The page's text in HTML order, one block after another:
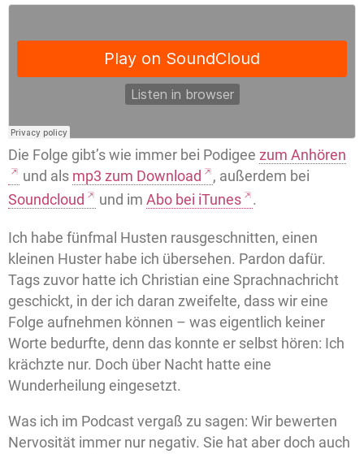
Die Folge gibt’s wie immer bei Podigee zum Anhören
und als mp3 zum Download
, außerdem bei
Soundcloud
und im Abo bei iTunes .
Ich habe fünfmal Husten rausgeschnitten, einen
kleinen Huster habe ich übersehen. Pardon dafür.
Tags zuvor hatte ich Christian eine Sprachnachricht
geschickt, in der ich daran zweifelte, dass wir eine
Folge aufnehmen können – was eigentlich keiner
Worte bedurfte, denn das konnte er selbst hören: Ich
krächzte nur. Doch über Nacht hatte eine
Wunderheilung eingesetzt.
Was ich im Podcast vergaß zu sagen: Wir bewerten
Nervosität immer nur negativ. Sie hat aber doch auch